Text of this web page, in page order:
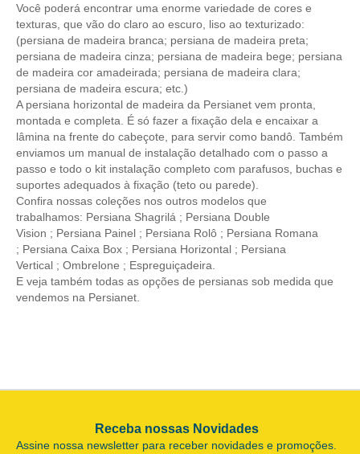
Você poderá encontrar uma enorme variedade de cores e
texturas, que vão do claro ao escuro, liso ao texturizado:
(persiana de madeira branca; persiana de madeira preta;
persiana de madeira cinza; persiana de madeira bege; persiana
de madeira cor amadeirada; persiana de madeira clara;
persiana de madeira escura; etc.)
A persiana horizontal de madeira da Persianet vem pronta,
montada e completa. É só fazer a fixação dela e encaixar a
lâmina na frente do cabeçote, para servir como bandô. Também
enviamos um manual de instalação detalhado com o passo a
passo e todo o kit instalação completo com parafusos, buchas e
suportes adequados à fixação (teto ou parede).
Confira nossas coleções nos outros modelos que
trabalhamos: Persiana Shagrilá ; Persiana Double
Vision ; Persiana Painel ; Persiana Rolô ; Persiana Romana
; Persiana Caixa Box ; Persiana Horizontal ; Persiana
Vertical ; Ombrelone ; Espreguiçadeira
E veja também todas as opções de persianas sob medida que
vendemos na Persianet.
Receba nossas Novidades
Assine nossa newsletter para receber novidades e promoções.